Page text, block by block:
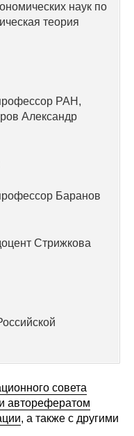
наук по
теория
РАН,
Александр
Баранов
Стрижкова
совета
авторефератом
, а также с другими